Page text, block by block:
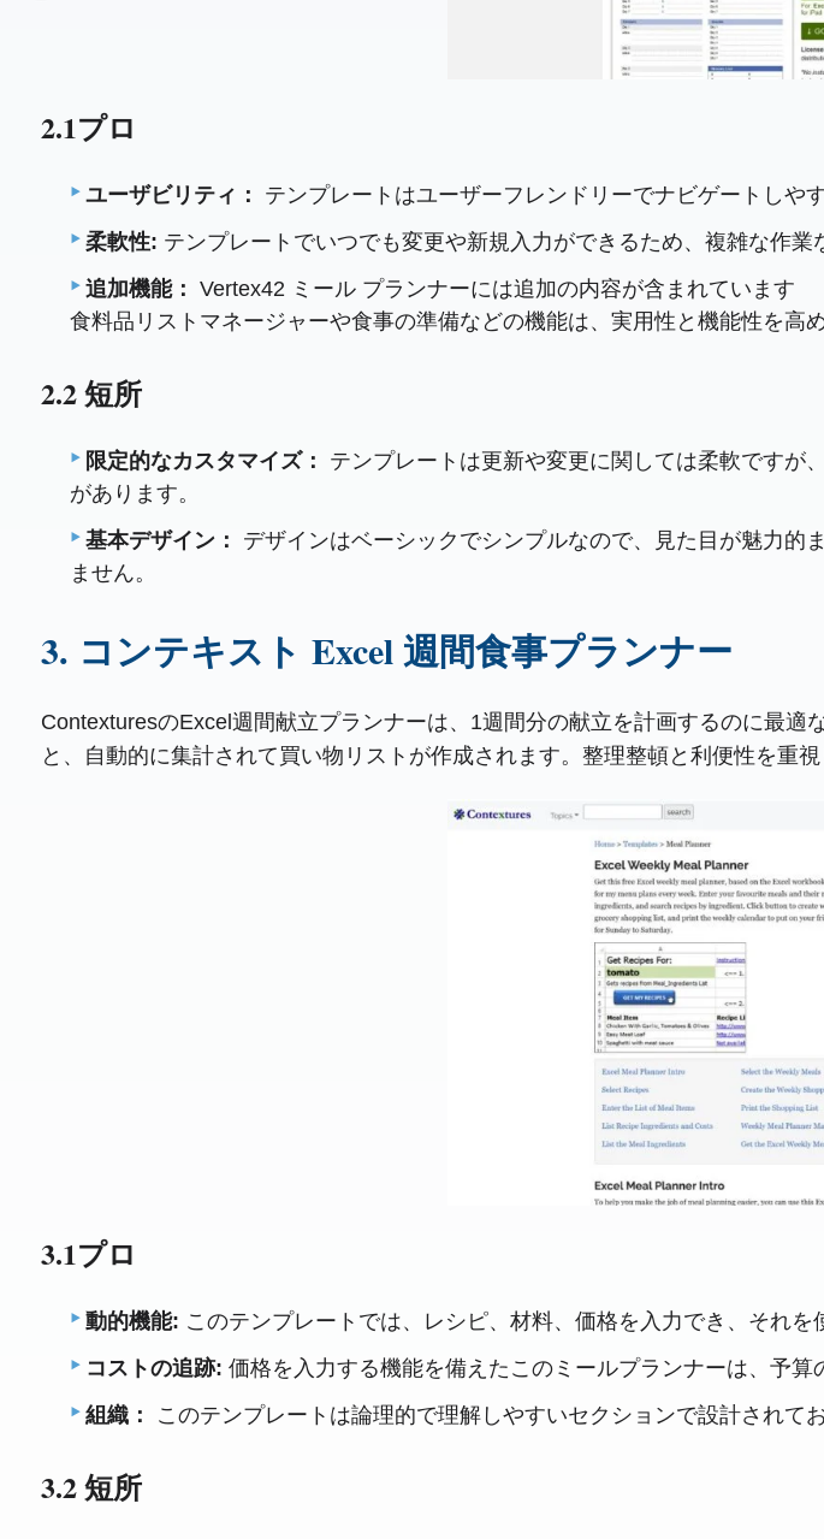
2.1プロ
ユーザビリティ：
テンプレートはユーザーフレンドリーでナビゲートしや
柔軟性: テンプレートでいつでも変更や新規入力ができるため、複雑な作業
追加機能： Vertex42 ミール プランナーには追加の内容が含まれています
食料品リストマネージャーや食事の準備などの機能は、実用性と機能性を高
2.2 短所
限定的なカスタマイズ：
テンプレートは更新や変更に関しては柔軟ですが
があります。
基本デザイン：
デザインはベーシックでシンプルなので、見た目が魅力
ません。
3. コンテキスト Excel 週間食事プランナー
ContexturesのExcel週間献立プランナーは、1週間分の献立を計画するのに最
と、自動的に集計されて買い物リストが作成されます。整理整頓と利便性を重
3.1プロ
動的機能: このテンプレートでは、レシピ、材料、価格を入力でき、それを
コストの追跡: 価格を入力する機能を備えたこのミールプランナーは、予算
組織：
このテンプレートは論理的で理解しやすいセクションで設計されて
3.2 短所